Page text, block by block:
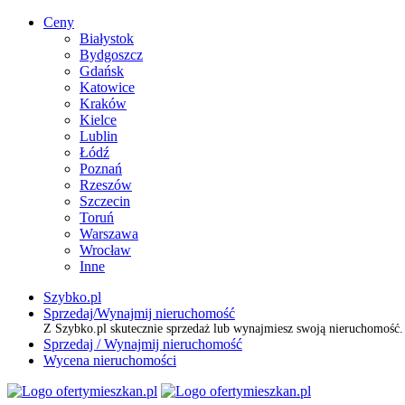
Ceny
Białystok
Bydgoszcz
Gdańsk
Katowice
Kraków
Kielce
Lublin
Łódź
Poznań
Rzeszów
Szczecin
Toruń
Warszawa
Wrocław
Inne
Szybko.pl
Sprzedaj/Wynajmij nieruchomość
Z Szybko.pl skutecznie sprzedaż lub wynajmiesz swoją nieruchomość.
Sprzedaj / Wynajmij nieruchomość
Wycena nieruchomości